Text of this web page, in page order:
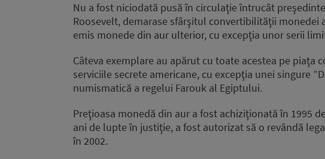
Nu a fost niciodată pusă în circulaţie întrucât
Roosevelt, demarase sfârşitul convertibilităţii monedei
emis monede din aur ulterior, cu excepţia unor serii
Câteva exemplare au apărut cu toate acestea pe piaţa
serviciile secrete americane, cu excepţia unei singure
numismatică a regelui Farouk al Egiptului.
Preţioasa monedă din aur a fost achiziţionată în 1995
ani de lupte în justiţie, a fost autorizat să o revândă
în 2002.